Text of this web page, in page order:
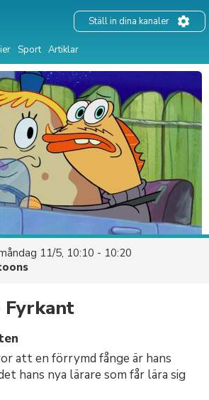
Sport Artiklar
Ställ in dina kanaler
11/5, 10:10 - 10:20
Fyrkant
att en förrymd fånge är hans
hans nya lärare som får lära sig